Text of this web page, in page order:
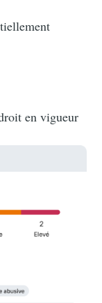
en vigueur